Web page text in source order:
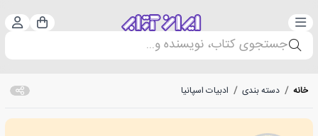
دسته‌بندی سبد
جستجوی کتاب، نویسنده و...
خانه / دسته بندی / ادبیات اسپانیا